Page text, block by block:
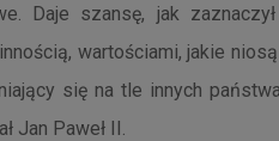
Daje szansę, jak
wartościami, jakie
się na tle innych
Jan Paweł II.